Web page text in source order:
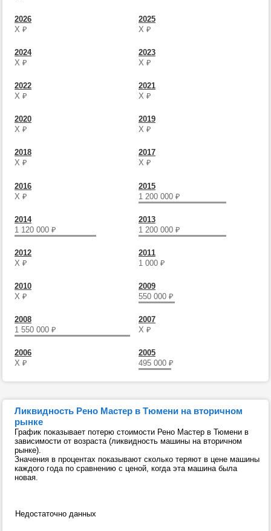
2026
Х ₽
2025
Х ₽
2024
Х ₽
2023
Х ₽
2022
Х ₽
2021
Х ₽
2020
Х ₽
2019
Х ₽
2018
Х ₽
2017
Х ₽
2016
Х ₽
2015
1 200 000 ₽
2014
1 120 000 ₽
2013
1 200 000 ₽
2012
Х ₽
2011
1 000 ₽
2010
Х ₽
2009
550 000 ₽
2008
1 550 000 ₽
2007
Х ₽
2006
Х ₽
2005
495 000 ₽
Ликвидность Рено Мастер в Тюмени на вторичном
рынке
График показывает потерю стоимости Рено Мастер в Тюмени в
зависимости от возраста (ликвидность машины на вторичном
рынке).
Значения в процентах показывают сколько теряют в цене машины
каждого года по сравнению с ценой, когда эта машина была
новая.
Недостаточно данных